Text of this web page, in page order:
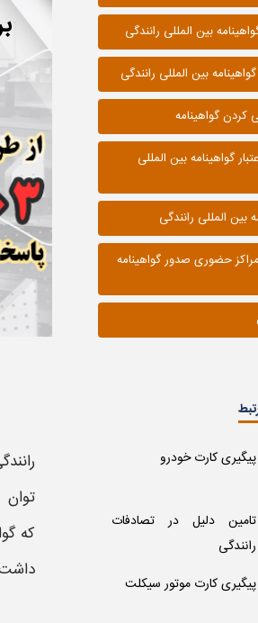
که
بین المللی رانندگی
بین المللی رانندگی
کردن گواهینامه
گواهینامه بین المللی
بین المللی رانندگی
حضوری صدور گواهینامه
پیگیری کارت خودرو
تامین دلیل در تصادفات
رانندگی
پیگیری کارت موتور سیکلت